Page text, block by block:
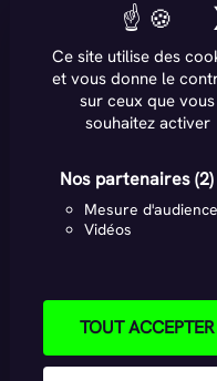
Ce site utilise des
et vous donne le
sur ceux que vous
souhaitez activer
Nos partenaires(2)
Mesure d'audience
Vidéos
TOUT ACCEPTER
DANS CE
AUBE